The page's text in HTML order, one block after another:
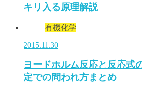
キリ入る原理解説
有機化学
2015.11.30
ヨードホルム反応と反応式
定での問われ方まとめ